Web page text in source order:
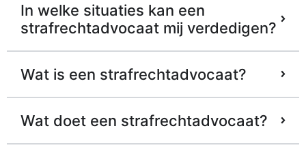
In welke situaties kan een
strafrechtadvocaat mij verdedigen?
Wat is een strafrechtadvocaat?
Wat doet een strafrechtadvocaat?